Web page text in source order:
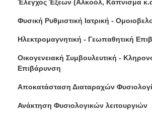
Έλεγχος Έξεων (Αλκοόλ, Κάπνισμα
Φυσική Ρυθμιστική Ιατρική -
Ηλεκτρομαγνητική - Γεωπαθητική
Οικογενειακή Συμβουλευτική -
Επιβάρυνση
Αποκατάσταση Διαταραχών
Ανάκτηση Φυσιολογικών λειτουργιών